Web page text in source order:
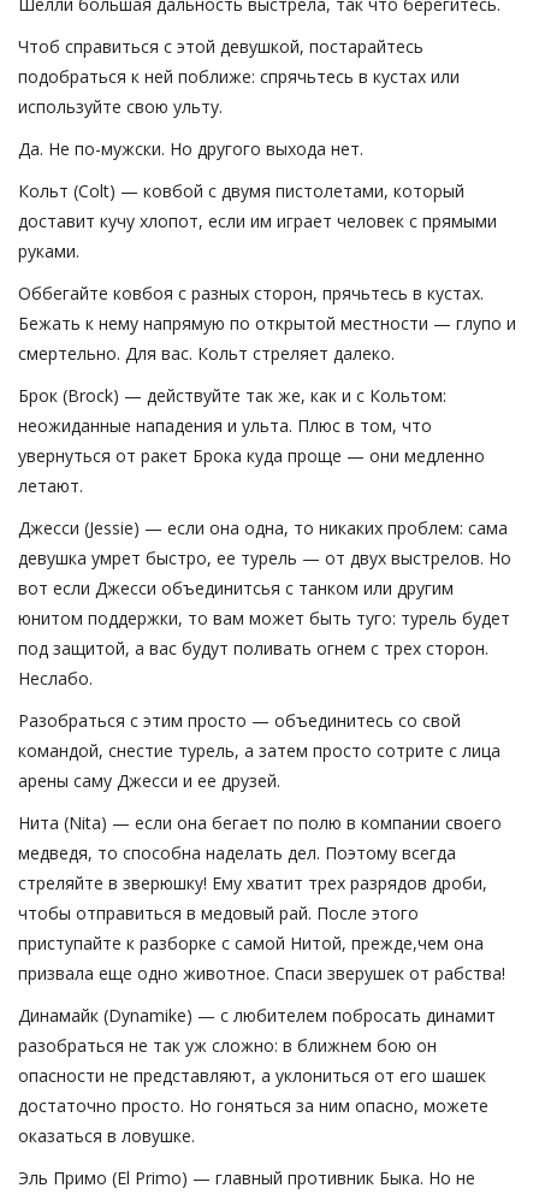
Чтоб справиться с этой девушкой, постарайтесь
подобраться к ней поближе: спрячьтесь в кустах или
используйте свою ульту.
Да. Не по-мужски. Но другого выхода нет.
Кольт (Colt) — ковбой с двумя пистолетами, который
доставит кучу хлопот, если им играет человек с прямыми
руками.
Оббегайте ковбоя с разных сторон, прячьтесь в кустах.
Бежать к нему напрямую по открытой местности — глупо и
смертельно. Для вас. Кольт стреляет далеко.
Брок (Brock) — действуйте так же, как и с Кольтом:
неожиданные нападения и ульта. Плюс в том, что
увернуться от ракет Брока куда проще — они медленно
летают.
Джесси (Jessie) — если она одна, то никаких проблем: сама
девушка умрет быстро, ее турель — от двух выстрелов. Но
вот если Джесси объединитсья с танком или другим
юнитом поддержки, то вам может быть туго: турель будет
под защитой, а вас будут поливать огнем с трех сторон.
Неслабо.
Разобраться с этим просто — объединитесь со свой
командой, снестие турель, а затем просто сотрите с лица
арены саму Джесси и ее друзей.
Нита (Nita) — если она бегает по полю в компании своего
медведя, то способна наделать дел. Поэтому всегда
стреляйте в зверюшку! Ему хватит трех разрядов дроби,
чтобы отправиться в медовый рай. После этого
приступайте к разборке с самой Нитой, прежде,чем она
призвала еще одно животное. Спаси зверушек от рабства!
Динамайк (Dynamike) — с любителем побросать динамит
разобраться не так уж сложно: в ближнем бою он
опасности не представляют, а уклониться от его шашек
достаточно просто. Но гоняться за ним опасно, можете
оказаться в ловушке.
Эль Примо (El Primo) — главный противник Быка. Но не